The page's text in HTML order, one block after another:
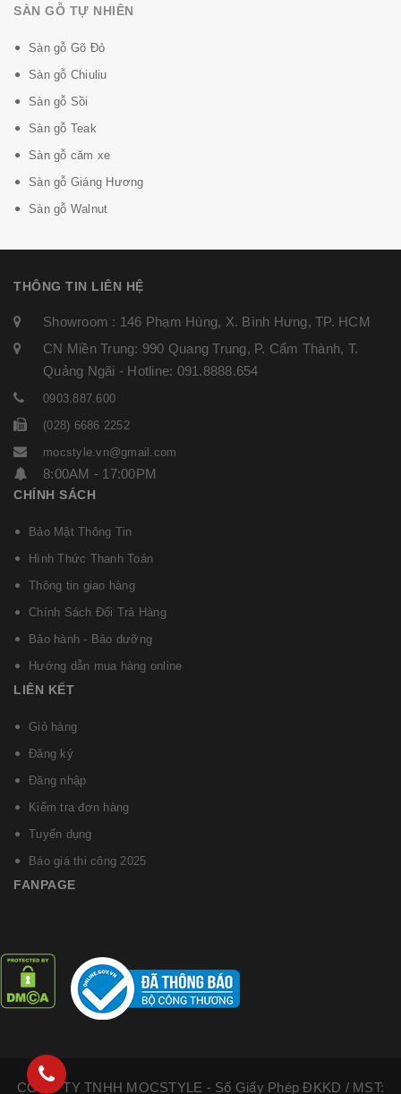
SÀN GỖ TỰ NHIÊN
Sàn gỗ Gõ Đỏ
Sàn gỗ Chiuliu
Sàn gỗ Sồi
Sàn gỗ Teak
Sàn gỗ căm xe
Sàn gỗ Giáng Hương
Sàn gỗ Walnut
THÔNG TIN LIÊN HỆ
Showroom : 146 Phạm Hùng, X. Bình Hưng, TP. HCM
CN Miền Trung: 990 Quang Trung, P. Cẩm Thành, T.
Quảng Ngãi - Hotline: 091.8888.654
0903.887.600
(028) 6686 2252
mocstyle.vn@gmail.com
8:00AM - 17:00PM
CHÍNH SÁCH
Bảo Mật Thông Tin
Hình Thức Thanh Toán
Thông tin giao hàng
Chính Sách Đổi Trả Hàng
Bảo hành - Bảo dưỡng
Hướng dẫn mua hàng online
LIÊN KẾT
Giỏ hàng
Đăng ký
Đăng nhập
Kiểm tra đơn hàng
Tuyển dụng
Báo giá thi công 2025
FANPAGE
CÔNG TY TNHH MOCSTYLE - Số Giấy Phép ĐKKD / MST: